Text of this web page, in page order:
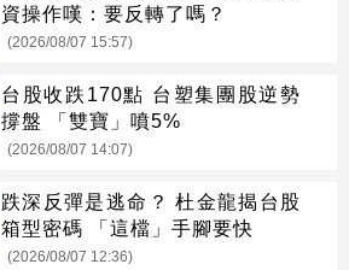
資操作嘆：要反轉了嗎？
(2026/08/07 15:57)
台股收跌170點 台塑集團股逆勢
撐盤 「雙寶」噴5%
(2026/08/07 14:07)
跌深反彈是逃命？ 杜金龍揭台股
箱型密碼 「這檔」手腳要快
(2026/08/07 12:36)